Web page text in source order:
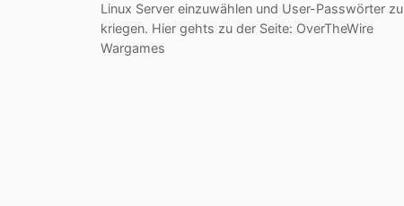
Linux Server einzuwählen und User-Passwörter zu
kriegen. Hier gehts zu der Seite: OverTheWire
Wargames